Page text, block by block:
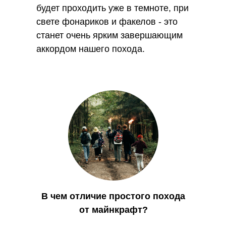
будет проходить уже в темноте, при
свете фонариков и факелов - это
станет очень ярким завершающим
аккордом нашего похода.
В чем отличие простого похода
от майнкрафт?